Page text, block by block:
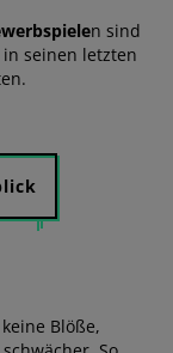
n sind
seinen letzten
Blöße,